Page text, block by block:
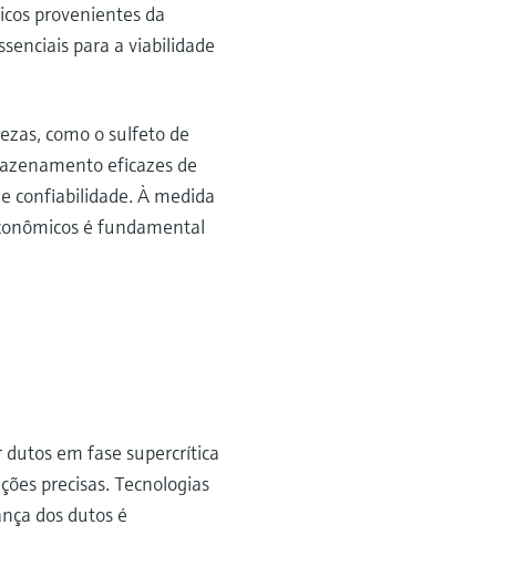
provenientes da
para a viabilidade
como o sulfeto de
eficazes de
confiabilidade. À medida
é fundamental
em fase supercrítica
precisas. Tecnologias
dos dutos é